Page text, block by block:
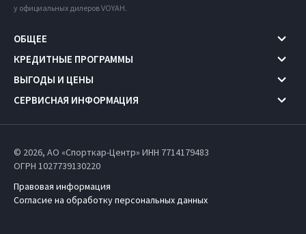
у официальных дилеров VOYAH.
ОБЩЕЕ
КРЕДИТНЫЕ ПРОГРАММЫ
ВЫГОДЫ И ЦЕНЫ
СЕРВИСНАЯ ИНФОРМАЦИЯ
© 2026, АО «Спорткар-Центр» ИНН 7714179483
ОГРН 1027739130220
Правовая информация
Согласие на обработку персональных данных